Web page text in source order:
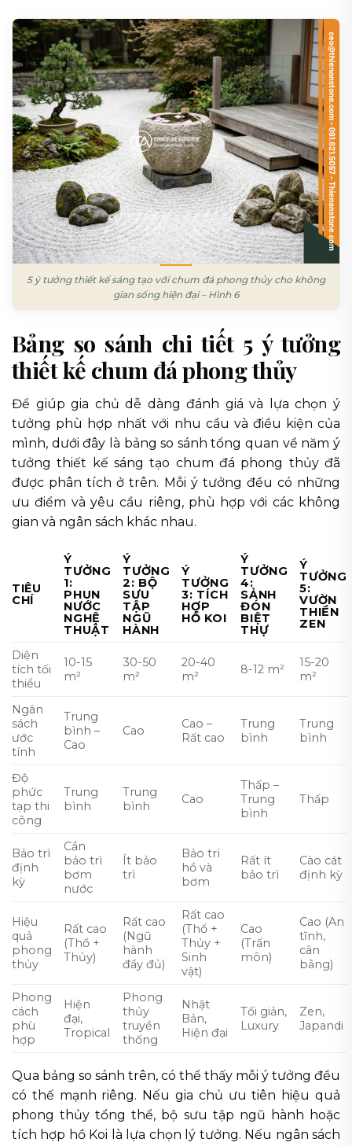
5 ý tưởng thiết kế sáng tạo với chum đá phong thủy cho không
gian sống hiện đại – Hình 6
Bảng so sánh chi tiết 5 ý tưởng
thiết kế chum đá phong thủy
Để giúp gia chủ dễ dàng đánh giá và lựa chọn ý
tưởng phù hợp nhất với nhu cầu và điều kiện của
mình, dưới đây là bảng so sánh tổng quan về năm ý
tưởng thiết kế sáng tạo chum đá phong thủy đã
được phân tích ở trên. Mỗi ý tưởng đều có những
ưu điểm và yêu cầu riêng, phù hợp với các không
gian và ngân sách khác nhau.
TIÊU
CHÍ
Ý
TƯỞNG
1:
PHUN
NƯỚC
NGHỆ
THUẬT
Ý
TƯỞNG
2: BỘ
SƯU
TẬP
NGŨ
HÀNH
Ý
TƯỞNG
3: TÍCH
HỢP
HỒ KOI
Ý
TƯỞNG
4:
SẢNH
ĐÓN
BIỆT
THỰ
Ý
TƯỞNG
5:
VƯỜN
THIỀN
ZEN
Diện
tích tối
thiểu
10-15
m²
30-50
m²
20-40
m²
8-12 m²
15-20
m²
Ngân
sách
ước
tính
Trung
bình –
Cao
Cao
Cao –
Rất cao
Trung
bình
Trung
bình
Độ
phức
tạp thi
công
Trung
bình
Trung
bình
Cao
Thấp –
Trung
bình
Thấp
Bảo trì
định
kỳ
Cần
bảo trì
bơm
nước
Ít bảo
trì
Bảo trì
hồ và
bơm
Rất ít
bảo trì
Cào cát
định kỳ
Hiệu
quả
phong
thủy
Rất cao
(Thổ +
Thủy)
Rất cao
(Ngũ
hành
đầy đủ)
Rất cao
(Thổ +
Thủy +
Sinh
vật)
Cao
(Trấn
môn)
Cao (An
tĩnh,
cân
bằng)
Phong
cách
phù
hợp
Hiện
đại,
Tropical
Phong
thủy
truyền
thống
Nhật
Bản,
Hiện đại
Tối giản,
Luxury
Zen,
Japandi
Qua bảng so sánh trên, có thể thấy mỗi ý tưởng đều
có thế mạnh riêng. Nếu gia chủ ưu tiên hiệu quả
phong thủy tổng thể, bộ sưu tập ngũ hành hoặc
tích hợp hồ Koi là lựa chọn lý tưởng. Nếu ngân sách